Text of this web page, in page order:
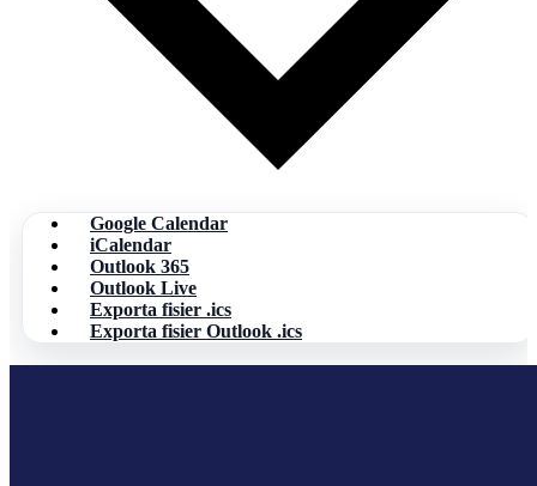
Google Calendar
iCalendar
Outlook 365
Outlook Live
Exporta fisier .ics
Exporta fisier Outlook .ics